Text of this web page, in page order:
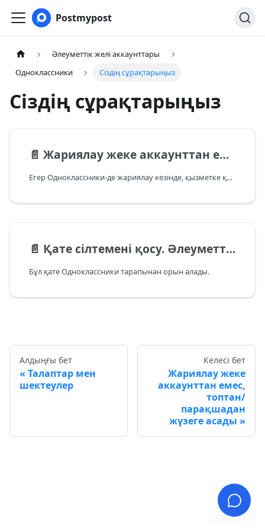
Postmypost
Әлеуметтік желі аккаунттары
Одноклассники
Сіздің сұрақтарыңыз
Сіздің сұрақтарыңыз
📄️ Жариялау жеке аккаунттан емес, топтан/парақшадан жүзеге асады
Егер Одноклассники-де жариялау кезінде, қызметке қосылған топтарда, жазбалар топтан немесе парақшадан болуын қаласаңыз, бұл функцияны Одноклассники тобының баптауларында қосу қажет.
📄️ Қате сілтемені қосу. Әлеуметтік желі сілтемеге қол жеткізе алмады
Бұл қате Одноклассники тарапынан орын алады.
Алдыңғы бет
Талаптар мен
шектеулер
Келесі бет
Жариялау жеке
аккаунттан емес,
топтан/
парақшадан
жүзеге асады